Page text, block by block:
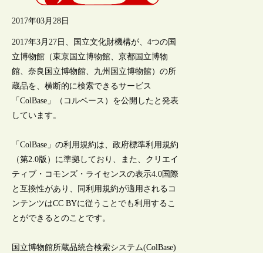
2017年03月28日
2017年3月27日、国立文化財機構が、4つの国
立博物館（東京国立博物館、京都国立博物
館、奈良国立博物館、九州国立博物館）の所
蔵品を、横断的に検索できるサービス
「ColBase」（コルベース）を公開したと発表
しています。
「ColBase」の利用規約は、政府標準利用規約
（第2.0版）に準拠しており、また、クリエイ
ティブ・コモンズ・ライセンスの表示4.0国際
と互換性があり、同利用規約が適用されるコ
ンテンツはCC BYに従うことでも利用するこ
とができるとのことです。
国立博物館所蔵品統合検索システム(ColBase)